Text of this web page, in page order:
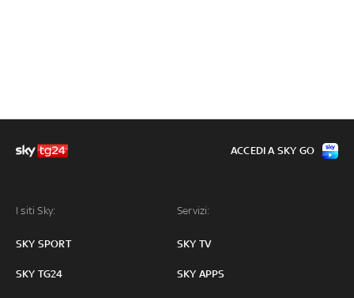
I siti Sky:
SKY SPORT
SKY TG24
Servizi:
SKY TV
SKY APPS
ACCEDI A SKY GO